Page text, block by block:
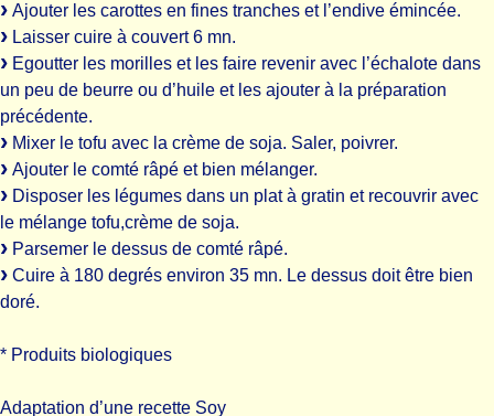
Ajouter les carottes en fines tranches et l’endive émincée.
Laisser cuire à couvert 6 mn.
Egoutter les morilles et les faire revenir avec l’échalote dans
un peu de beurre ou d’huile et les ajouter à la préparation
précédente.
Mixer le tofu avec la crème de soja. Saler, poivrer.
Ajouter le comté râpé et bien mélanger.
Disposer les légumes dans un plat à gratin et recouvrir avec
le mélange tofu,crème de soja.
Parsemer le dessus de comté râpé.
Cuire à 180 degrés environ 35 mn. Le dessus doit être bien
doré.
* Produits biologiques
Adaptation d’une recette Soy